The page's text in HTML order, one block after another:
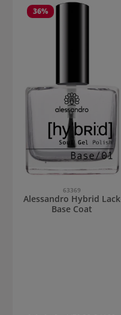
36%
63369
Alessandro Hybrid Lack
Base Coat